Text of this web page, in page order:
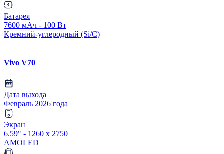
Батарея
7600 мАч - 100 Вт
Кремний-углеродный (Si/C)
Vivo V70
Дата выхода
Февраль 2026 года
Экран
6.59" - 1260 x 2750
AMOLED